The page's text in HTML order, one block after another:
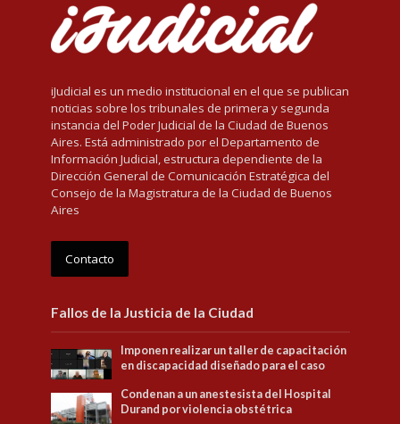
iJudicial es un medio institucional en el que se publican
noticias sobre los tribunales de primera y segunda
instancia del Poder Judicial de la Ciudad de Buenos
Aires. Está administrado por el Departamento de
Información Judicial, estructura dependiente de la
Dirección General de Comunicación Estratégica del
Consejo de la Magistratura de la Ciudad de Buenos
Aires
Contacto
Fallos de la Justicia de la Ciudad
Imponen realizar un taller de capacitación
en discapacidad diseñado para el caso
Condenan a un anestesista del Hospital
Durand por violencia obstétrica